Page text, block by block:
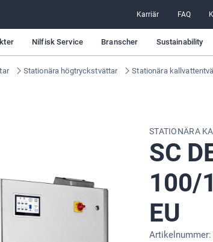
Karriär FAQ
Nilfisk Service Branscher Sustainability
Stationära högtryckstvättar Stationära
STATIONÄRA
SC
100/
EU
Artikelnummer: